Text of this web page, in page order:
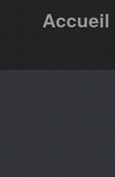
Accueil
Partenaires